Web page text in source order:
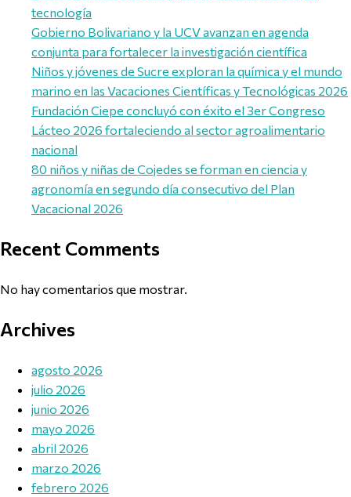
tecnología
Gobierno Bolivariano y la UCV avanzan en agenda
conjunta para fortalecer la investigación científica
Niños y jóvenes de Sucre exploran la química y el mundo
marino en las Vacaciones Científicas y Tecnológicas 2026
Fundación Ciepe concluyó con éxito el 3er Congreso
Lácteo 2026 fortaleciendo al sector agroalimentario
nacional
80 niños y niñas de Cojedes se forman en ciencia y
agronomía en segundo día consecutivo del Plan
Vacacional 2026
Recent Comments
No hay comentarios que mostrar.
Archives
agosto 2026
julio 2026
junio 2026
mayo 2026
abril 2026
marzo 2026
febrero 2026